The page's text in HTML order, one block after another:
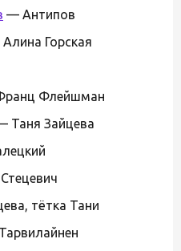
— Антипов
Горская
Флейшман
Таня Зайцева
тётка Тани